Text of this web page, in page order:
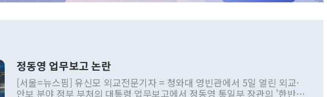
정동영 업무보고 논란
[서울=뉴스핌] 유신모 외교전문기자 = 청와대 영빈관에서 5일 열린 외교·
안보 분야 정부 부처의 대통령 업무보고에서 정동영 통일부 장관의 '한반도